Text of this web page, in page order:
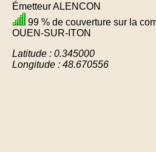
Émetteur ALENCON
99 % de couverture sur la
OUEN-SUR-ITON
Latitude : 0.345000
Longitude : 48.670556